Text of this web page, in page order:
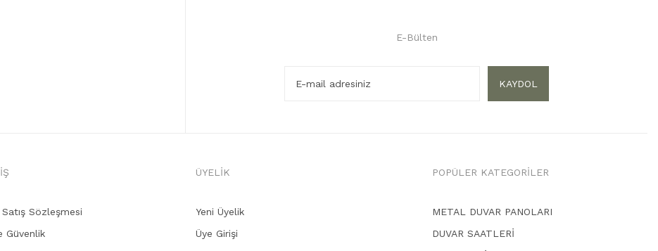
E-Bülten
KAYDOL
Sözleşmesi
Güvenlik
ÜYELİK
Yeni Üyelik
Üye Girişi
POPÜLER KATEGORİLER
METAL DUVAR PANOLARI
DUVAR SAATLERİ